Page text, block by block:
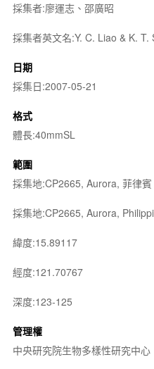
採集者:廖運志、邵廣昭
採集者英文名:Y. C. Liao & K. T.
日期
採集日:2007-05-21
格式
體長:40mmSL
範圍
採集地:CP2665, Aurora, 菲律賓
採集地:CP2665, Aurora,
緯度:15.89117
經度:121.70767
深度:123-125
管理權
中央研究院生物多樣性研究中心